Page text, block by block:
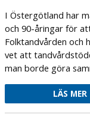
I Östergötland har
och 90-åringar för
Folktandvården och
vet att
man borde göra
LÄS MER